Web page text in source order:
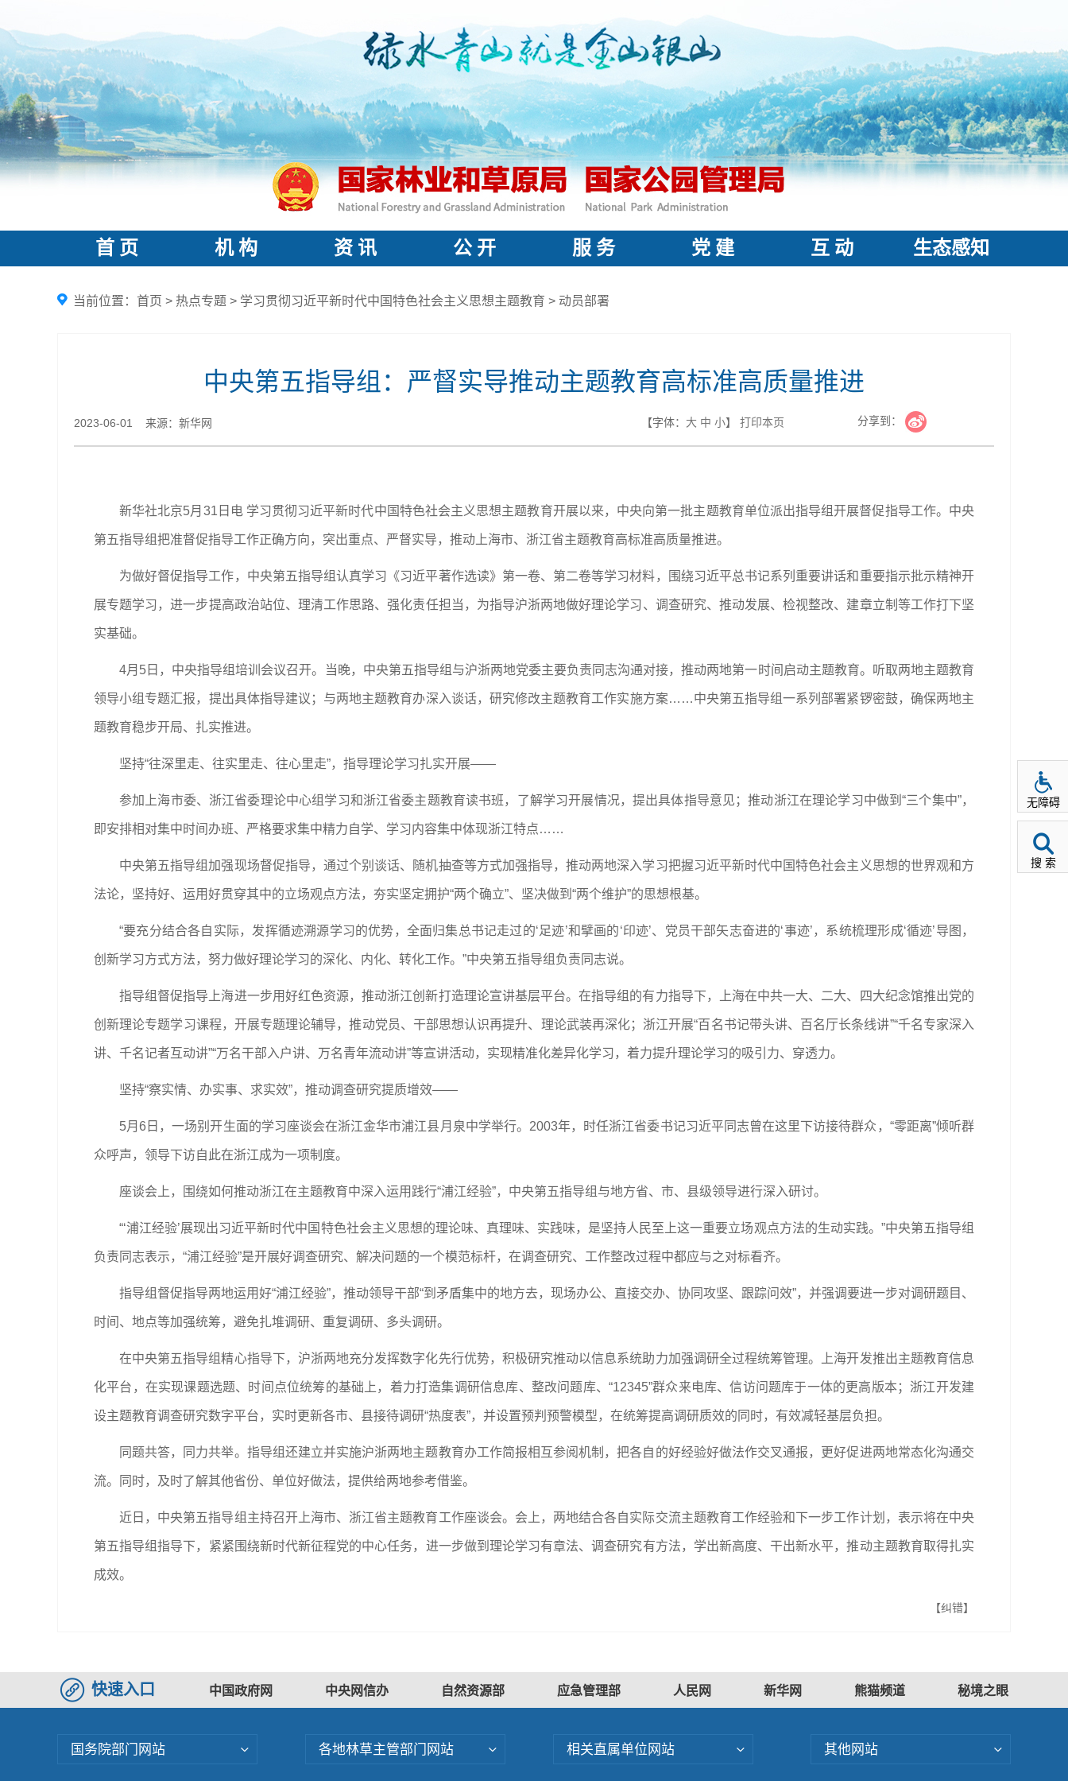
首 页 机 构 资 讯 公 开 服 务 党 建 互 动 生态感知
当前位置： 首页 > 热点专题 > 学习贯彻习近平新时代中国特色社会主义思想主题教育 > 动员部署
中央第五指导组：严督实导推动主题教育高标准高质量推进
2023-06-01 来源：新华网 【字体： 大 中 小】 打印本页 分享到：
新华社北京5月31日电 学习贯彻习近平新时代中国特色社会主义思想主题教育开展以来，中央向第一批主题教育单位派出指导组开展督促指导工作。中央
第五指导组把准督促指导工作正确方向，突出重点、严督实导，推动上海市、浙江省主题教育高标准高质量推进。
为做好督促指导工作，中央第五指导组认真学习《习近平著作选读》第一卷、第二卷等学习材料，围绕习近平总书记系列重要讲话和重要指示批示精神开
展专题学习，进一步提高政治站位、理清工作思路、强化责任担当，为指导沪浙两地做好理论学习、调查研究、推动发展、检视整改、建章立制等工作打下坚
实基础。
4月5日，中央指导组培训会议召开。当晚，中央第五指导组与沪浙两地党委主要负责同志沟通对接，推动两地第一时间启动主题教育。听取两地主题教育
领导小组专题汇报，提出具体指导建议；与两地主题教育办深入谈话，研究修改主题教育工作实施方案……中央第五指导组一系列部署紧锣密鼓，确保两地主
题教育稳步开局、扎实推进。
坚持“往深里走、往实里走、往心里走”，指导理论学习扎实开展——
参加上海市委、浙江省委理论中心组学习和浙江省委主题教育读书班，了解学习开展情况，提出具体指导意见；推动浙江在理论学习中做到“三个集中”，
即安排相对集中时间办班、严格要求集中精力自学、学习内容集中体现浙江特点……
中央第五指导组加强现场督促指导，通过个别谈话、随机抽查等方式加强指导，推动两地深入学习把握习近平新时代中国特色社会主义思想的世界观和方
法论，坚持好、运用好贯穿其中的立场观点方法，夯实坚定拥护“两个确立”、坚决做到“两个维护”的思想根基。
“要充分结合各自实际，发挥循迹溯源学习的优势，全面归集总书记走过的‘足迹’和擘画的‘印迹’、党员干部矢志奋进的‘事迹’，系统梳理形成‘循迹’导图，
创新学习方式方法，努力做好理论学习的深化、内化、转化工作。”中央第五指导组负责同志说。
指导组督促指导上海进一步用好红色资源，推动浙江创新打造理论宣讲基层平台。在指导组的有力指导下，上海在中共一大、二大、四大纪念馆推出党的
创新理论专题学习课程，开展专题理论辅导，推动党员、干部思想认识再提升、理论武装再深化；浙江开展“百名书记带头讲、百名厅长条线讲”“千名专家深入
讲、千名记者互动讲”“万名干部入户讲、万名青年流动讲”等宣讲活动，实现精准化差异化学习，着力提升理论学习的吸引力、穿透力。
坚持“察实情、办实事、求实效”，推动调查研究提质增效——
5月6日，一场别开生面的学习座谈会在浙江金华市浦江县月泉中学举行。2003年，时任浙江省委书记习近平同志曾在这里下访接待群众，“零距离”倾听群
众呼声，领导下访自此在浙江成为一项制度。
座谈会上，围绕如何推动浙江在主题教育中深入运用践行“浦江经验”，中央第五指导组与地方省、市、县级领导进行深入研讨。
“‘浦江经验’展现出习近平新时代中国特色社会主义思想的理论味、真理味、实践味，是坚持人民至上这一重要立场观点方法的生动实践。”中央第五指导组
负责同志表示，“浦江经验”是开展好调查研究、解决问题的一个模范标杆，在调查研究、工作整改过程中都应与之对标看齐。
指导组督促指导两地运用好“浦江经验”，推动领导干部“到矛盾集中的地方去，现场办公、直接交办、协同攻坚、跟踪问效”，并强调要进一步对调研题目、
时间、地点等加强统筹，避免扎堆调研、重复调研、多头调研。
在中央第五指导组精心指导下，沪浙两地充分发挥数字化先行优势，积极研究推动以信息系统助力加强调研全过程统筹管理。上海开发推出主题教育信息
化平台，在实现课题选题、时间点位统筹的基础上，着力打造集调研信息库、整改问题库、“12345”群众来电库、信访问题库于一体的更高版本；浙江开发建
设主题教育调查研究数字平台，实时更新各市、县接待调研“热度表”，并设置预判预警模型，在统筹提高调研质效的同时，有效减轻基层负担。
同题共答，同力共举。指导组还建立并实施沪浙两地主题教育办工作简报相互参阅机制，把各自的好经验好做法作交叉通报，更好促进两地常态化沟通交
流。同时，及时了解其他省份、单位好做法，提供给两地参考借鉴。
近日，中央第五指导组主持召开上海市、浙江省主题教育工作座谈会。会上，两地结合各自实际交流主题教育工作经验和下一步工作计划，表示将在中央
第五指导组指导下，紧紧围绕新时代新征程党的中心任务，进一步做到理论学习有章法、调查研究有方法，学出新高度、干出新水平，推动主题教育取得扎实
成效。
【纠错】
快速入口 中国政府网 中央网信办 自然资源部 应急管理部 人民网 新华网 熊猫频道 秘境之眼
国务院部门网站 各地林草主管部门网站 相关直属单位网站 其他网站
无障碍
搜 索